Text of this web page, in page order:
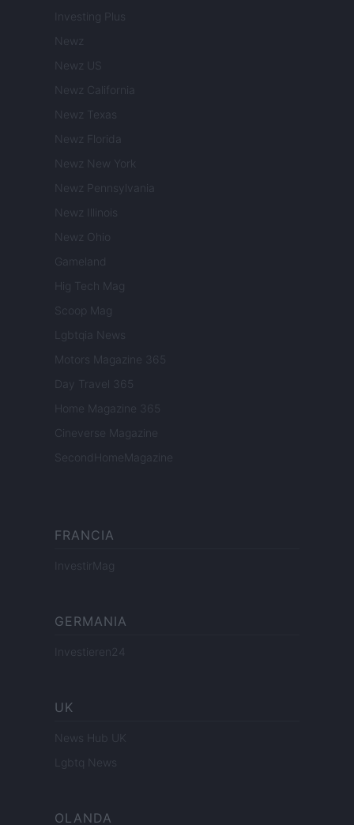
Investing Plus
Newz
Newz US
Newz California
Newz Texas
Newz Florida
Newz New York
Newz Pennsylvania
Newz Illinois
Newz Ohio
Gameland
Hig Tech Mag
Scoop Mag
Lgbtqia News
Motors Magazine 365
Day Travel 365
Home Magazine 365
Cineverse Magazine
SecondHomeMagazine
FRANCIA
InvestirMag
GERMANIA
Investieren24
UK
News Hub UK
Lgbtq News
OLANDA